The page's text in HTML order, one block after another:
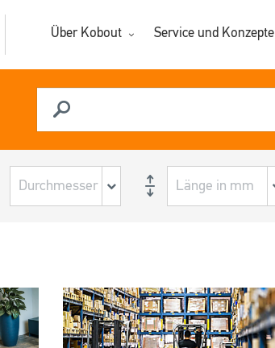
Über Kobout Service und Konzepte